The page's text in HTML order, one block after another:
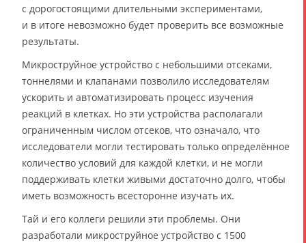
с дорогостоящими длительными экспериментами,
и в итоге невозможно будет проверить все возможные
результаты.
Микроструйное устройство с небольшими отсеками,
тоннелями и клапанами позволило исследователям
ускорить и автоматизировать процесс изучения
реакций в клетках. Но эти устройства располагали
ограниченным числом отсеков, что означало, что
исследователи могли тестировать только определённое
количество условий для каждой клетки, и не могли
поддерживать клетки живыми достаточно долго, чтобы
иметь возможность всесторонне изучать их.
Тай и его коллеги решили эти проблемы. Они
разработали микроструйное устройство с 1500